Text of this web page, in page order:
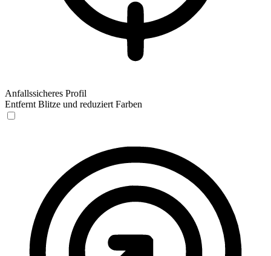
Anfallssicheres Profil
Entfernt Blitze und reduziert Farben